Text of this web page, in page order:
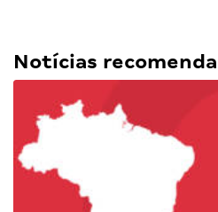
Notícias